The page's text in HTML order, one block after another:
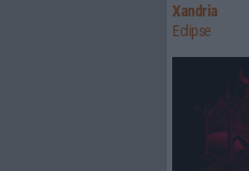
Xandria
Eclipse